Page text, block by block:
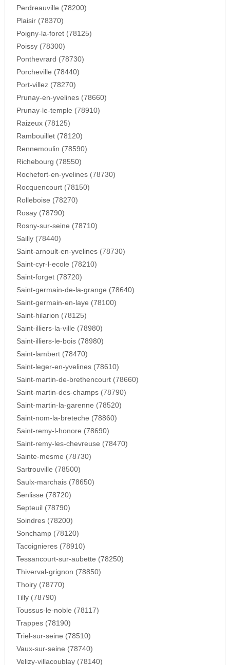
Perdreauville (78200)
Plaisir (78370)
Poigny-la-foret (78125)
Poissy (78300)
Ponthevrard (78730)
Porcheville (78440)
Port-villez (78270)
Prunay-en-yvelines (78660)
Prunay-le-temple (78910)
Raizeux (78125)
Rambouillet (78120)
Rennemoulin (78590)
Richebourg (78550)
Rochefort-en-yvelines (78730)
Rocquencourt (78150)
Rolleboise (78270)
Rosay (78790)
Rosny-sur-seine (78710)
Sailly (78440)
Saint-arnoult-en-yvelines (78730)
Saint-cyr-l-ecole (78210)
Saint-forget (78720)
Saint-germain-de-la-grange (78640)
Saint-germain-en-laye (78100)
Saint-hilarion (78125)
Saint-illiers-la-ville (78980)
Saint-illiers-le-bois (78980)
Saint-lambert (78470)
Saint-leger-en-yvelines (78610)
Saint-martin-de-brethencourt (78660)
Saint-martin-des-champs (78790)
Saint-martin-la-garenne (78520)
Saint-nom-la-breteche (78860)
Saint-remy-l-honore (78690)
Saint-remy-les-chevreuse (78470)
Sainte-mesme (78730)
Sartrouville (78500)
Saulx-marchais (78650)
Senlisse (78720)
Septeuil (78790)
Soindres (78200)
Sonchamp (78120)
Tacoignieres (78910)
Tessancourt-sur-aubette (78250)
Thiverval-grignon (78850)
Thoiry (78770)
Tilly (78790)
Toussus-le-noble (78117)
Trappes (78190)
Triel-sur-seine (78510)
Vaux-sur-seine (78740)
Velizy-villacoublay (78140)